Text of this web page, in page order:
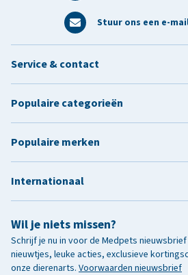
Stuur ons een e-
Wil je niets missen?
Schrijf je nu in voor de Medpets
nieuwtjes, leuke acties, exclusieve
onze dierenarts. Voorwaarden nieuwsbrief
Service & contact
Populaire categorieën
Populaire merken
Internationaal